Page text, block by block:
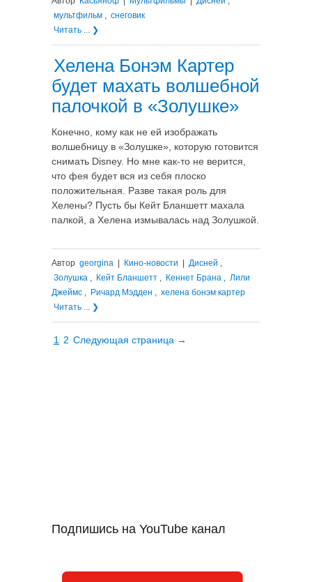
мультфильм , снеговик
Читать ... ❯
Хелена Бонэм Картер
будет махать волшебной
палочкой в «Золушке»
Конечно, кому как не ей изображать
волшебницу в «Золушке», которую готовится
снимать Disney. Но мне как-то не верится,
что фея будет вся из себя плоско
положительная. Разве такая роль для
Хелены? Пусть бы Кейт Бланшетт махала
палкой, а Хелена измывалась над Золушкой.
Автор georgina Кино-новости Дисней ,
Золушка , Кейт Бланшетт , Кеннет Брана , Лили
Джеймс , Ричард Мэдден , хелена бонэм картер
Читать ... ❯
1 2 Следующая страница →
Подпишись на YouTube канал